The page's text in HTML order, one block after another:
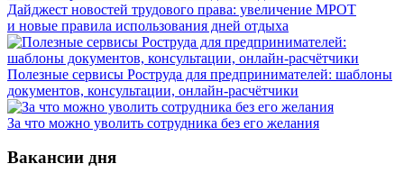
Дайджест новостей трудового права: увеличение МРОТ
и новые правила использования дней отдыха
Полезные сервисы Роструда для предпринимателей: шаблоны
документов, консультации, онлайн-расчётчики
За что можно уволить сотрудника без его желания
Вакансии дня